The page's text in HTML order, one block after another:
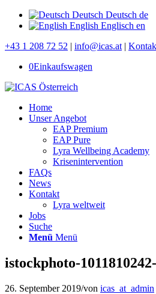
Deutsch Deutsch de
English Englisch en
+43 1 208 72 52 | info@icas.at |
0Einkaufswagen
Home
Unser Angebot
EAP Premium
EAP Pure
Lyra Wellbeing Academy
Krisenintervention
FAQs
News
Kontakt
Lyra weltweit
Jobs
Suche
Menü Menü
istockphoto-
26. September 2019/von icas_at_admin